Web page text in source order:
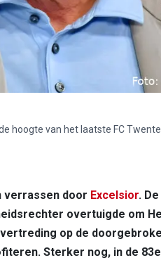
hoogte van het laatste FC
verrassen door Excelsior.
overtuigde om
op de
Sterker nog, in de